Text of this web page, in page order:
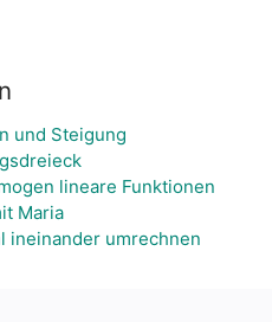
und Steigung
lineare Funktionen
Maria
ineinander umrechnen